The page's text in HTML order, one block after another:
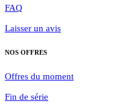
FAQ
Laisser un avis
NOS OFFRES
Offres du moment
Fin de série